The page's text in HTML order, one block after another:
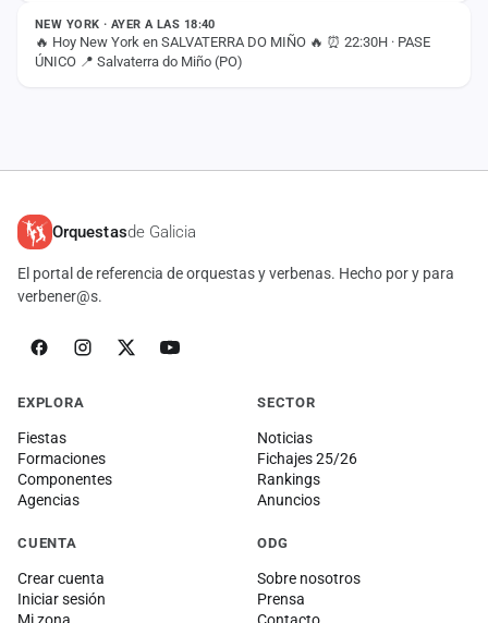
NEW YORK · AYER A LAS 18:40
🔥 Hoy New York en SALVATERRA DO MIÑO 🔥 ⏰ 22:30H · PASE
ÚNICO 📍 Salvaterra do Miño (PO)
Orquestasde Galicia
El portal de referencia de orquestas y verbenas. Hecho por y para
verbener@s.
EXPLORA
Fiestas
Formaciones
Componentes
Agencias
SECTOR
Noticias
Fichajes 25/26
Rankings
Anuncios
CUENTA
Crear cuenta
Iniciar sesión
ODG
Sobre nosotros
Prensa